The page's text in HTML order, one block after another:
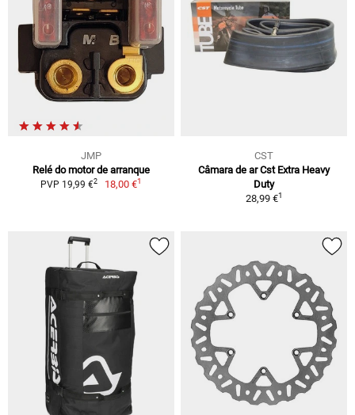
JMP
Relé do motor de arranque
PVP 19,99 €2 18,00 €1
CST
Câmara de ar Cst Extra Heavy
Duty
28,99 €1